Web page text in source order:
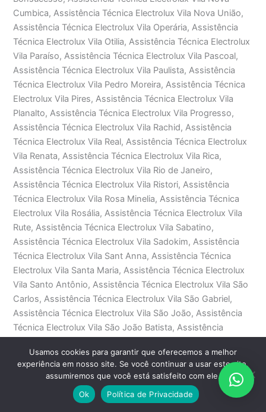
Cumbica, Assistência Técnica Electrolux Vila Nova União,
Assistência Técnica Electrolux Vila Operária, Assistência
Técnica Electrolux Vila Otilia, Assistência Técnica Electrolux
Vila Paraíso, Assistência Técnica Electrolux Vila Pascoal,
Assistência Técnica Electrolux Vila Paulista, Assistência
Técnica Electrolux Vila Pedro Moreira, Assistência Técnica
Electrolux Vila Pires, Assistência Técnica Electrolux Vila
Planalto, Assistência Técnica Electrolux Vila Progresso,
Assistência Técnica Electrolux Vila Rachid, Assistência
Técnica Electrolux Vila Real, Assistência Técnica Electrolux
Vila Renata, Assistência Técnica Electrolux Vila Rica,
Assistência Técnica Electrolux Vila Rio de Janeiro,
Assistência Técnica Electrolux Vila Ristori, Assistência
Técnica Electrolux Vila Rosa Minelia, Assistência Técnica
Electrolux Vila Rosália, Assistência Técnica Electrolux Vila
Rute, Assistência Técnica Electrolux Vila Sabatino,
Assistência Técnica Electrolux Vila Sadokim, Assistência
Técnica Electrolux Vila Sant Anna, Assistência Técnica
Electrolux Vila Santa Maria, Assistência Técnica Electrolux
Vila Santo Antônio, Assistência Técnica Electrolux Vila São
Carlos, Assistência Técnica Electrolux Vila São Gabriel,
Assistência Técnica Electrolux Vila São João, Assistência
Técnica Electrolux Vila São João Batista, Assistência
Electrolux Vila São José, Assistência Técnica Electrolux Vila
São Judas Tadeu, Assistência Técnica Electrolux Vila São
Luis, Assistência Técnica Electrolux Vila São Paulo,
Assistência Técnica Electrolux Vila São Pedro, Assistência
Usamos cookies para garantir que oferecemos a melhor
experiência em nosso site. Se você continuar a usar este site,
assumiremos que você está satisfeito com ele.
Ok
Política de Privacidade